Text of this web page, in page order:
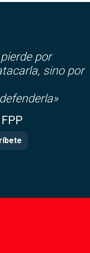
por
sino por